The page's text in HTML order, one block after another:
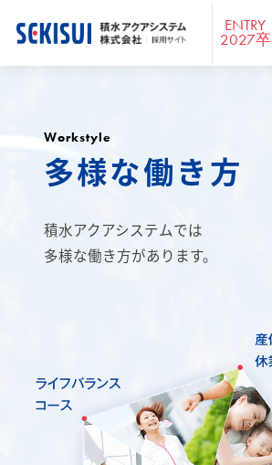
ENTRY
2027卒
Workstyle
多様な働き方
積水アクアシステムでは
多様な働き方があります。